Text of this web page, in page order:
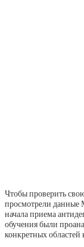
Чтобы проверить
просмотрели данные
начала приема
обучения были
конкретных областей